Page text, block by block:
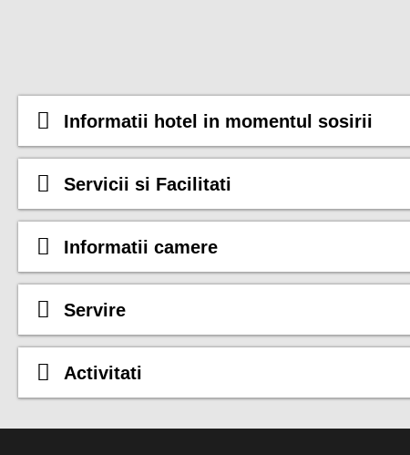
Informatii hotel in momentul sosirii
Servicii si Facilitati
Informatii camere
Servire
Activitati